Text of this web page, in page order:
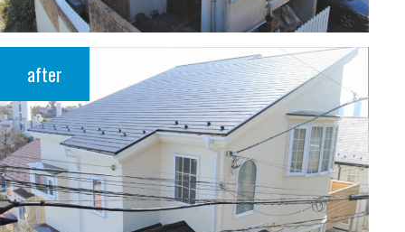
after